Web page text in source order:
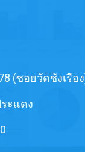
(ซอยวัดชังเรือ
ะแดง